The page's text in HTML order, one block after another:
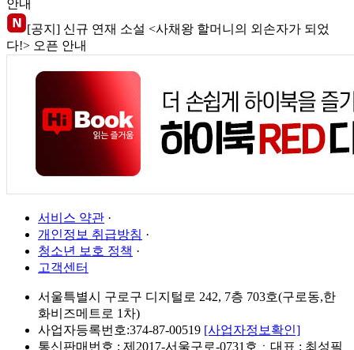
안내
[공지] 신규 연재 소설 <사채왕 할머니의 외손자가 되었
다!> 오픈 안내
서비스 약관 ·
개인정보 취급방침 ·
청소년 보호 정책 ·
고객센터
서울특별시 구로구 디지털로 242, 7층 703호(구로동,한
화비즈메트로 1차)
사업자등록번호:374-87-00519 [사업자정보확인]
통신판매번호 : 제2017-서울구로-0731호ㆍ대표 : 최성필